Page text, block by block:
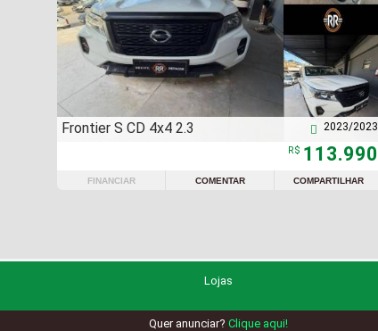
Frontier S CD 4x4 2.3 2023/2023

R$ 113.990
FINANCIAR COMENTAR COMPARTILHAR
Lojas
Quer anunciar? Clique aqui!